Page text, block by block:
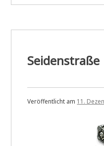
Seidenstraße
Veröffentlicht am 11.